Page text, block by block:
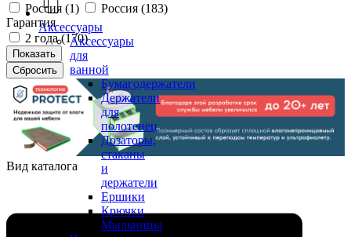
Аксессуары
Аксессуары
для
ванной
Бумагодержатели
Держатели
для
полотенец
Дозаторы,
стаканы
и
держатели
Ершики
Крючки
Мыльницы
Россия (1) Россия (183)
Гарантия
2 года (170)
Вид каталога